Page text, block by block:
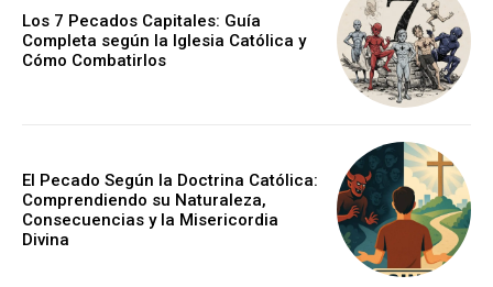
Los 7 Pecados Capitales: Guía
Completa según la Iglesia Católica y
Cómo Combatirlos
El Pecado Según la Doctrina Católica:
Comprendiendo su Naturaleza,
Consecuencias y la Misericordia
Divina